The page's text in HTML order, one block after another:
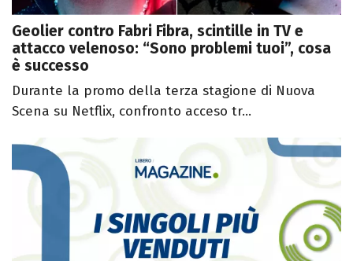
Geolier contro Fabri Fibra, scintille in TV e
attacco velenoso: “Sono problemi tuoi”, cosa
è successo
Durante la promo della terza stagione di Nuova
Scena su Netflix, confronto acceso tr...